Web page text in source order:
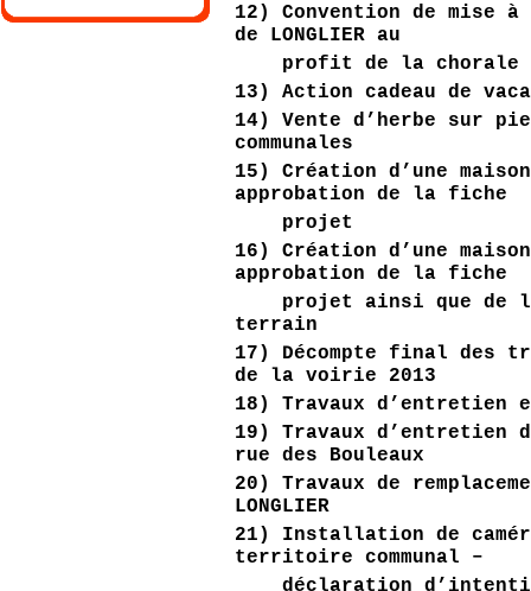
12) Convention de mise
de LONGLIER au
profit de la chorale «
13) Action cadeau de
14) Vente d’herbe sur
communales
15) Création d’une maison
approbation de la fiche
projet
16) Création d’une
approbation de la fiche
projet ainsi que de la
terrain
17) Décompte final des
de la voirie 2013
18) Travaux
19) Travaux d’entretien
rue des Bouleaux
20) Travaux de
LONGLIER
21) Installation de
territoire communal –
déclaration